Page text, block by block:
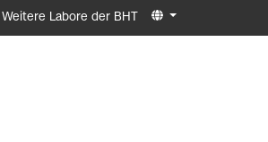
Weitere Labore der BHT